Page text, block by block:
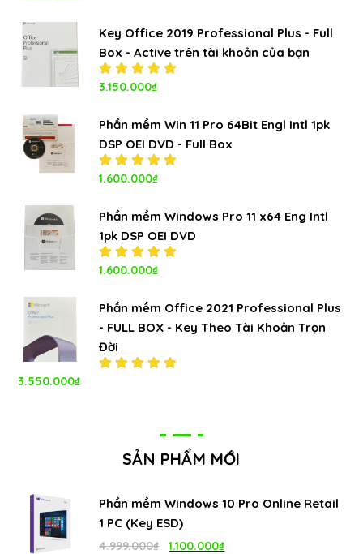
sao
Key Office 2019 Professional Plus - Full
Box - Active trên tài khoản của bạn
Được xếp
sao
3.150.000₫
Phần mềm Win 11 Pro 64Bit Engl Intl 1pk
DSP OEI DVD - Full Box
Được xếp
sao
1.600.000₫
Phần mềm Windows Pro 11 x64 Eng Intl
1pk DSP OEI DVD
Được xếp
sao
1.600.000₫
Phần mềm Office 2021 Professional Plus
- FULL BOX - Key Theo Tài Khoản Trọn
Đời
3.550.000₫
SẢN PHẨM MỚI
Phần mềm Windows 10 Pro Online Retail
1 PC (Key ESD)
4.999.000₫
Giá
1.100.000₫